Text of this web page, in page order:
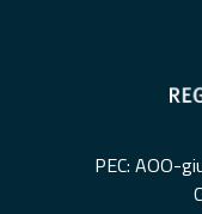
PEC: AOO-